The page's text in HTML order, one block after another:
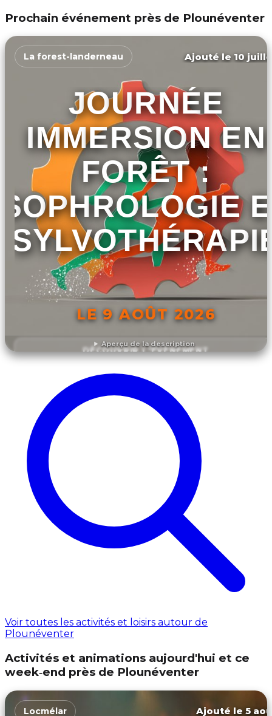
Prochain événement près de Plounéventer
Aperçu de la description
La forest-landerneau Ajouté le 10
JOURNÉE
IMMERSION EN
FORÊT :
SOPHROLOGIE
LE 9 AOÛT 2026
DÉCOUVRIR L'ÉVÉNEMENT
Voir toutes les activités et loisirs autour de
Plounéventer
Activités et animations aujourd'hui et ce
week‑end près de Plounéventer
Locmélar Ajouté le 5